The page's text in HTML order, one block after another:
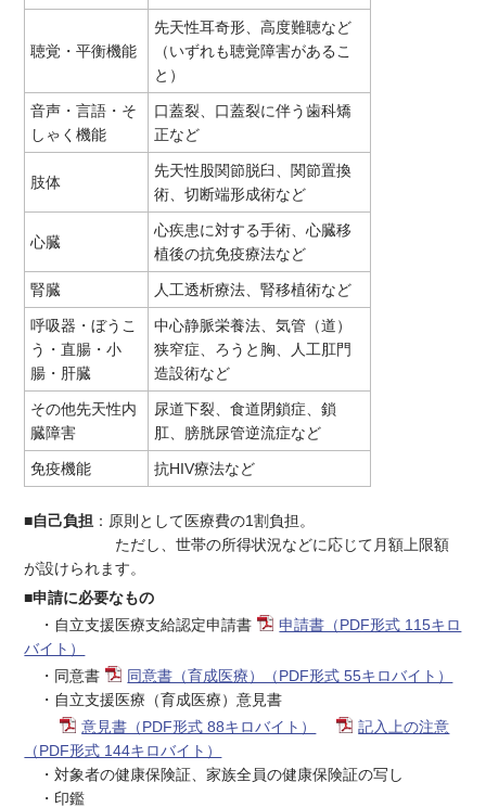
聴覚・平衡機能
先天性耳奇形、高度難聴など
（いずれも聴覚障害があるこ
と）
音声・言語・そ
しゃく機能
口蓋裂、口蓋裂に伴う歯科矯
正など
肢体
先天性股関節脱臼、関節置換
術、切断端形成術など
心臓
心疾患に対する手術、心臓移
植後の抗免疫療法など
腎臓 人工透析療法、腎移植術など
呼吸器・ぼうこ
う・直腸・小
腸・肝臓
中心静脈栄養法、気管（道）
狭窄症、ろうと胸、人工肛門
造設術など
その他先天性内
臓障害
尿道下裂、食道閉鎖症、鎖
肛、膀胱尿管逆流症など
免疫機能 抗HIV療法など
■自己負担 ：原則として医療費の1割負担。
ただし、世帯の所得状況などに応じて月額上限額
が設けられます。
■申請に必要なもの
・自立支援医療支給認定申請書
申請書（PDF形式 115キロ
バイト）
・同意書
同意書（育成医療）（PDF形式 55キロバイト）
・自立支援医療（育成医療）意見書
意見書（PDF形式 88キロバイト）
記入上の注意
（PDF形式 144キロバイト）
・対象者の健康保険証、家族全員の健康保険証の写し
・印鑑